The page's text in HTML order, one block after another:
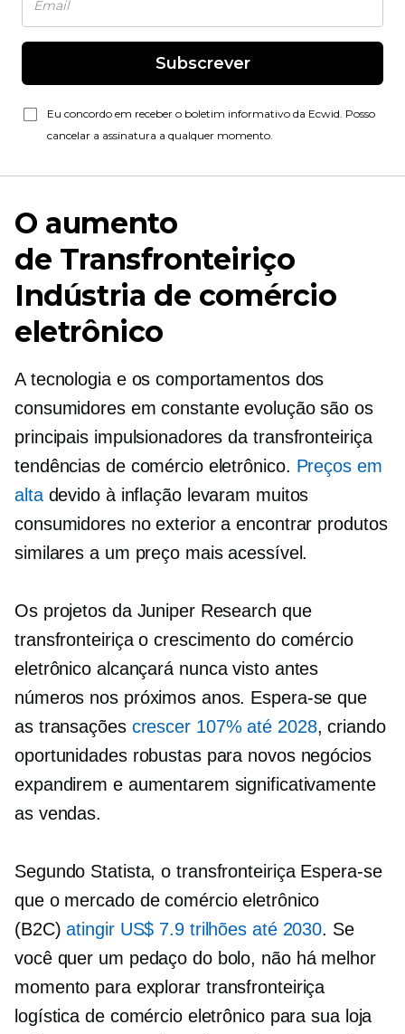
Subscrever
Eu concordo em receber o boletim informativo da Ecwid. Posso
cancelar a assinatura a qualquer momento.
O aumento
de Transfronteiriço
Indústria de comércio
eletrônico
A tecnologia e os comportamentos dos
consumidores em constante evolução são os
principais impulsionadores da transfronteiriça
tendências de comércio eletrônico. Preços em
altadevido à inflação levaram muitos
consumidores no exterior a encontrar produtos
similares a um preço mais acessível.
Os projetos da Juniper Research que
transfronteiriçao crescimento do comércio
eletrônico alcançará nunca visto antes
números nos próximos anos. Espera-se que
as transações crescer 107% até 2028, criando
oportunidades robustas para novos negócios
expandirem e aumentarem significativamente
as vendas.
Segundo Statista, o transfronteiriçaEspera-se
que o mercado de comércio eletrônico
(B2C)atingir US$ 7.9 trilhões até 2030. Se
você quer um pedaço do bolo, não há melhor
momento para explorar transfronteiriça
logística de comércio eletrônico para sua loja